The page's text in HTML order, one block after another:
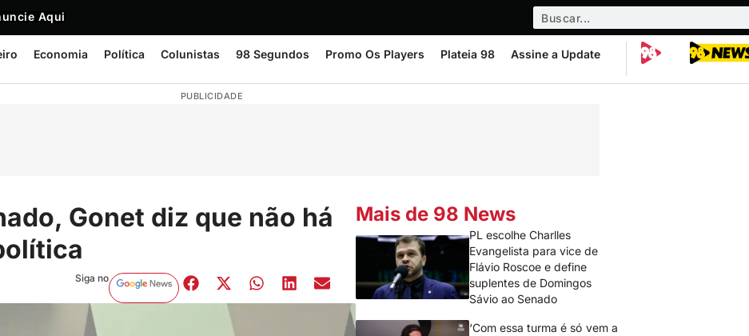
Aqui
Economia Política Colunistas 98 Segundos Promo Os Players Plateia 98 Assine a Update
PUBLICIDADE
Gonet diz que não há
Siga no
Mais de 98 News
PL escolhe Charlles
Evangelista para vice de
Flávio Roscoe e define
suplentes de Domingos
Sávio ao Senado
‘Com essa turma é só vem a